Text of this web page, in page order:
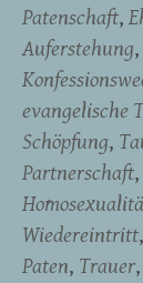
Patenschaft
Auferstehung
evangelische
Schöpfung
Partnerschaft
Wiedereintritt
Paten Trauer